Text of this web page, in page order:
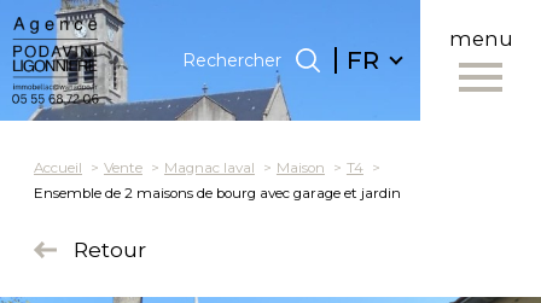
menu
Rechercher FR
Accueil Rechercher
0 Langue
FR
Accueil Vente Magnac laval Maison
T4
Ensemble de 2 maisons de bourg avec garage et jardin
Retour